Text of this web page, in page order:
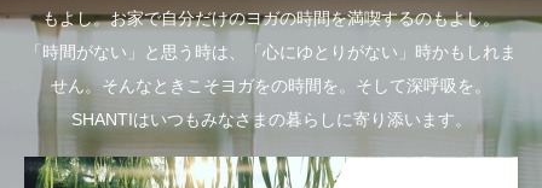
もよし。お家で自分だけのヨガの時間を満喫するのもよし。
「時間がない」と思う時は、「心にゆとりがない」時かもしれま
せん。そんなときこそヨガをの時間を。そして深呼吸を。
SHANTIはいつもみなさまの暮らしに寄り添います。